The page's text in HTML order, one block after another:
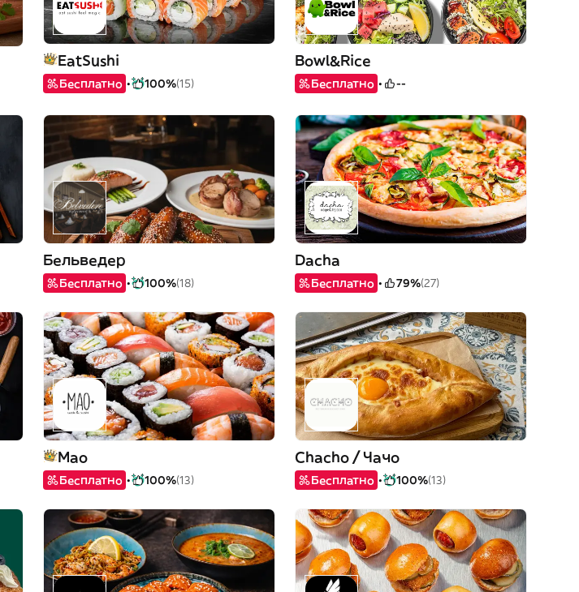
EatSushi
Бесплатно 100%(15)
Bowl&Rice
Бесплатно --
Бельведер
Бесплатно 100%(18)
Dacha
Бесплатно 79%(27)
Mao
Бесплатно 100%(13)
Chacho / Чачо
Бесплатно 100%(13)